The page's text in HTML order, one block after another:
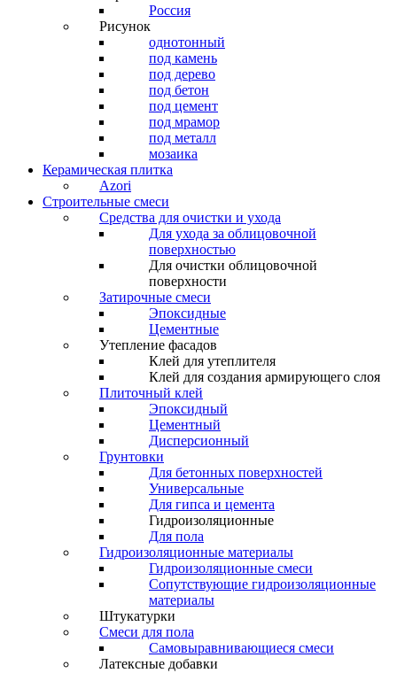
Россия
Рисунок
однотонный
под камень
под дерево
под бетон
под цемент
под мрамор
под металл
мозаика
Керамическая плитка
Azori
Строительные смеси
Средства для очистки и ухода
Для ухода за облицовочной
поверхностью
Для очистки облицовочной
поверхности
Затирочные смеси
Эпоксидные
Цементные
Утепление фасадов
Клей для утеплителя
Клей для создания армирующего слоя
Плиточный клей
Эпоксидный
Цементный
Дисперсионный
Грунтовки
Для бетонных поверхностей
Универсальные
Для гипса и цемента
Гидроизоляционные
Для пола
Гидроизоляционные материалы
Гидроизоляционные смеси
Сопутствующие гидроизоляционные
материалы
Штукатурки
Смеси для пола
Самовыравнивающиеся смеси
Латексные добавки